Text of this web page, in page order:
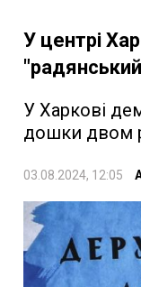
У центрі
У Харкові
дошки двом
03.08.2024, 12:05